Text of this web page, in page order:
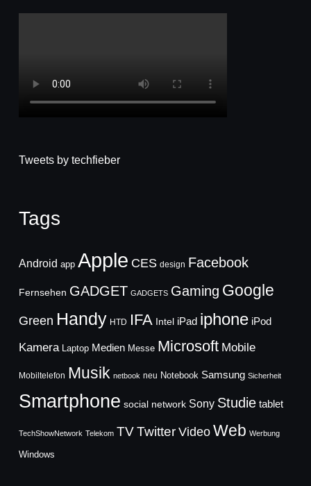
Tweets by techfieber
Tags
Android app Apple CES design Facebook
Fernsehen GADGET GADGETS Gaming Google
Green Handy HTD IFA Intel iPad iphone iPod
Kamera Laptop Medien Messe Microsoft Mobile
Mobiltelefon Musik netbook neu Notebook Samsung Sicherheit
Smartphone social network Sony Studie tablet
TechShowNetwork Telekom TVTwitter Video Web Werbung
Windows